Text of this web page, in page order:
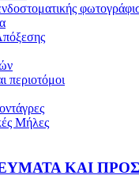
περιοτόμοι
Μήλες
ΚΑΙ